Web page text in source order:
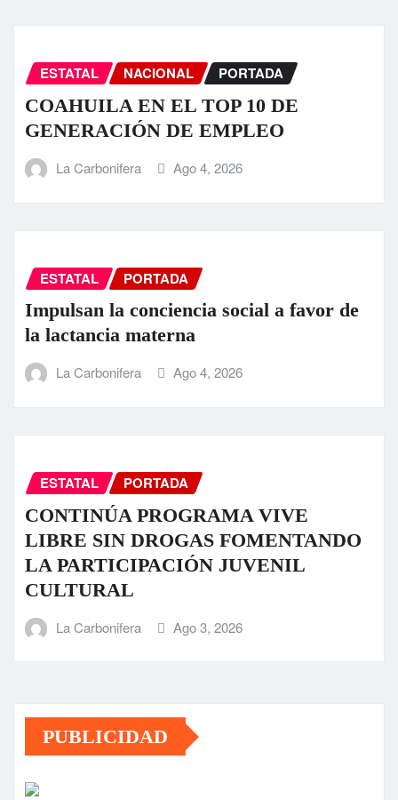
ESTATAL NACIONAL PORTADA
COAHUILA EN EL TOP 10 DE
GENERACIÓN DE EMPLEO
La Carbonifera Ago 4, 2026
ESTATAL PORTADA
Impulsan la conciencia social a favor de
la lactancia materna
La Carbonifera Ago 4, 2026
ESTATAL PORTADA
CONTINÚA PROGRAMA VIVE
LIBRE SIN DROGAS FOMENTANDO
LA PARTICIPACIÓN JUVENIL
CULTURAL
La Carbonifera Ago 3, 2026
PUBLICIDAD